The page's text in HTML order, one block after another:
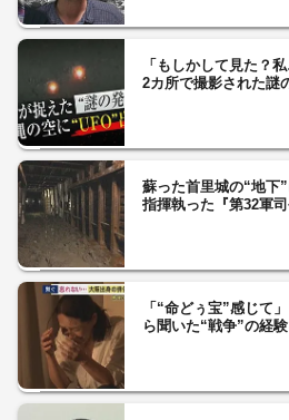
「もしかして見た？
2カ所で撮影された
蘇った首里城の“地下
指揮執った『第32軍
「“命どぅ宝”感じて
ら聞いた“戦争”の経